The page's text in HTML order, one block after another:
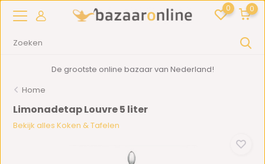
0 0
De grootste online bazaar van Nederland!
Home
Limonadetap Louvre 5 liter
Bekijk alles Koken & Tafelen